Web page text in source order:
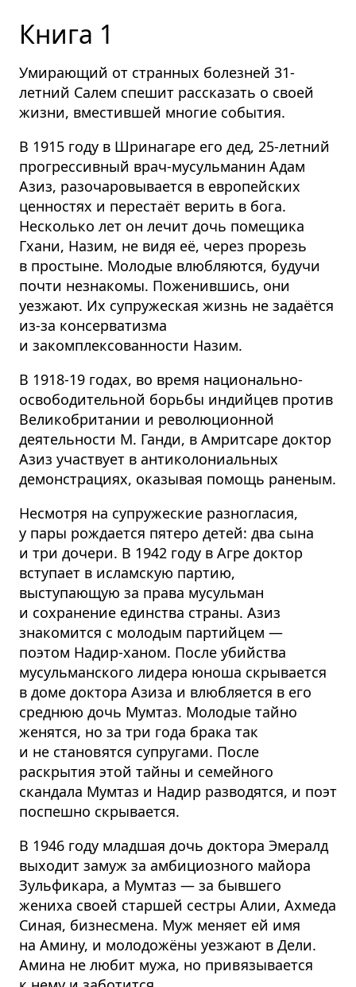
Книга 1
Умирающий от странных болезней 31-
летний Салем спешит рассказать о своей
жизни, вместившей многие события.
В 1915 году в Шринагаре его дед, 25-летний
прогрессивный врач-мусульманин Адам
Азиз, разочаровывается в европейских
ценностях и перестаёт верить в бога.
Несколько лет он лечит дочь помещика
Гхани, Назим, не видя её, через прорезь
в простыне. Молодые влюбляются, будучи
почти незнакомы. Поженившись, они
уезжают. Их супружеская жизнь не задаётся
из-за консерватизма
и закомплексованности Назим.
В 1918-19 годах, во время национально-
освободительной борьбы индийцев против
Великобритании и революционной
деятельности М. Ганди, в Амритсаре доктор
Азиз участвует в антиколониальных
демонстрациях, оказывая помощь раненым.
Несмотря на супружеские разногласия,
у пары рождается пятеро детей: два сына
и три дочери. В 1942 году в Агре доктор
вступает в исламскую партию,
выступающую за права мусульман
и сохранение единства страны. Азиз
знакомится с молодым партийцем —
поэтом Надир-ханом. После убийства
мусульманского лидера юноша скрывается
в доме доктора Азиза и влюбляется в его
среднюю дочь Мумтаз. Молодые тайно
женятся, но за три года брака так
и не становятся супругами. После
раскрытия этой тайны и семейного
скандала Мумтаз и Надир разводятся, и поэт
поспешно скрывается.
В 1946 году младшая дочь доктора Эмералд
выходит замуж за амбициозного майора
Зульфикара, а Мумтаз — за бывшего
жениха своей старшей сестры Алии, Ахмеда
Синая, бизнесмена. Муж меняет ей имя
на Амину, и молодожёны уезжают в Дели.
Амина не любит мужа, но привязывается